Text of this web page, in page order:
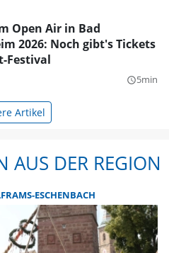
Open Air in Bad
2026: Noch gibt's Tickets
Festival
query_builder5min
Artikel
AUS DER REGION
ESCHENBACH